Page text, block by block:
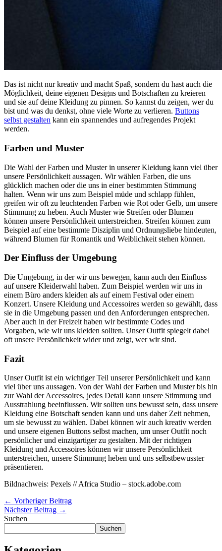
Das ist nicht nur kreativ und macht Spaß, sondern du hast auch die
Möglichkeit, deine eigenen Designs und Botschaften zu kreieren
und sie auf deine Kleidung zu pinnen. So kannst du zeigen, wer du
bist und was du denkst, ohne viele Worte zu verlieren. Buttons
selbst gestalten kann ein spannendes und aufregendes Projekt
werden.
Farben und Muster
Die Wahl der Farben und Muster in unserer Kleidung kann viel über
unsere Persönlichkeit aussagen. Wir wählen Farben, die uns
glücklich machen oder die uns in einer bestimmten Stimmung
halten. Wenn wir uns zum Beispiel müde und schlapp fühlen,
greifen wir oft zu leuchtenden Farben wie Rot oder Gelb, um unsere
Stimmung zu heben. Auch Muster wie Streifen oder Blumen
können unsere Persönlichkeit unterstreichen. Streifen können zum
Beispiel auf eine bestimmte Disziplin und Ordnungsliebe hindeuten,
während Blumen für Romantik und Weiblichkeit stehen können.
Der Einfluss der Umgebung
Die Umgebung, in der wir uns bewegen, kann auch den Einfluss
auf unsere Kleiderwahl haben. Zum Beispiel werden wir uns in
einem Büro anders kleiden als auf einem Festival oder einem
Konzert. Unsere Kleidung und Accessoires werden so gewählt, dass
sie in die Umgebung passen und den Anforderungen entsprechen.
Aber auch in der Freizeit haben wir bestimmte Codes und
Vorgaben, wie wir uns kleiden sollten. Unser Outfit spiegelt dabei
oft unsere Persönlichkeit wider und zeigt, wer wir sind.
Fazit
Unser Outfit ist ein wichtiger Teil unserer Persönlichkeit und kann
viel über uns aussagen. Von der Wahl der Farben und Muster bis hin
zur Wahl der Accessoires, jedes Detail kann unsere Stimmung und
Ausstrahlung beeinflussen. Wir sollten uns bewusst sein, dass unsere
Kleidung eine Botschaft senden kann und uns daher Zeit nehmen,
um sie bewusst zu wählen. Dabei können wir auch kreativ werden
und unsere eigenen Buttons selbst machen, um unser Outfit noch
persönlicher und einzigartiger zu gestalten. Mit der richtigen
Kleidung und Accessoires können wir unsere Persönlichkeit
unterstreichen, unsere Stimmung heben und uns selbstbewusster
präsentieren.
Bildnachweis: Pexels // Africa Studio – stock.adobe.com
← Vorheriger Beitrag
Nächster Beitrag →
Suchen
Suchen